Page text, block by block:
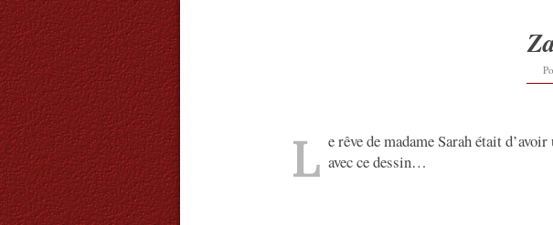
L e rêve de madame Sarah était
avec ce dessin…